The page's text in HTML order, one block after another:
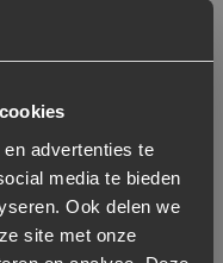
advertenties te
media te bieden
Ook delen we
site met onze